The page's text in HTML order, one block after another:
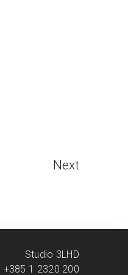
Next
Studio 3LHD
+385 1 2320 200